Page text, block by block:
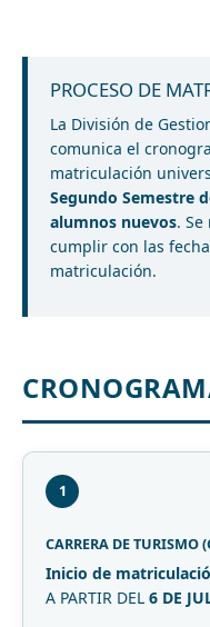
PROCESO DE
La División de
comunica el
matriculación
Segundo Semestre
alumnos nuevos.
cumplir con las
matriculación.
1
CARRERA DE TURISMO
Inicio de
A PARTIR DEL 6 DE